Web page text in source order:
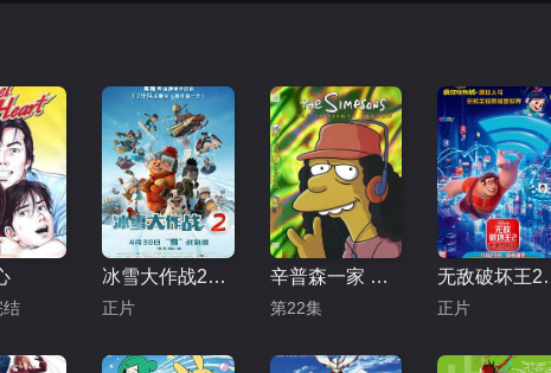
结
冰雪大作战2（原声版）
正片
辛普森一家 第十五季
第22集
无敌
正片